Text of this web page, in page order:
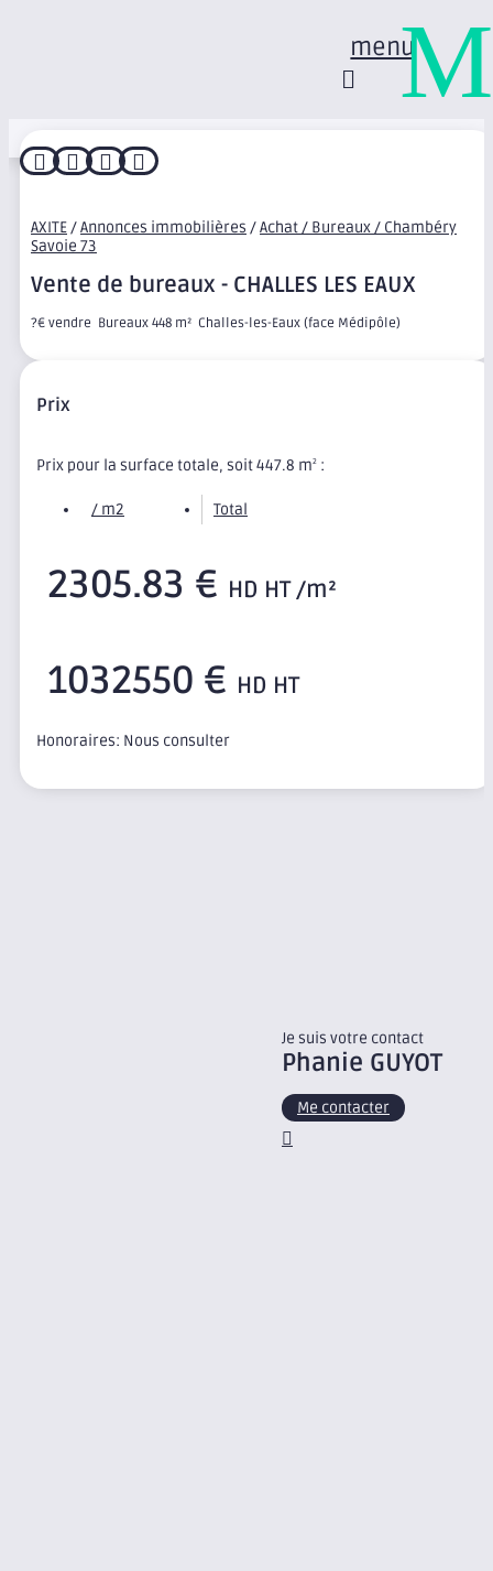
menu
   
AXITE/Annonces immobilières /Achat / Bureaux / Chambéry
Savoie 73
Vente de bureaux - CHALLES LES EAUX
?€ vendre  Bureaux 448 m²  Challes-les-Eaux (face Médipôle)
Prix
Prix pour la surface totale, soit 447.8 m2 :
/ m2 Total
2305.83 € HD HT /m²
1032550 € HD HT
Honoraires: Nous consulter
Je suis votre contact
Phanie GUYOT
Me contacter
M